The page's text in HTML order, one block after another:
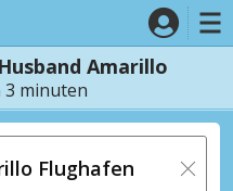
Amarillo
3 minuten